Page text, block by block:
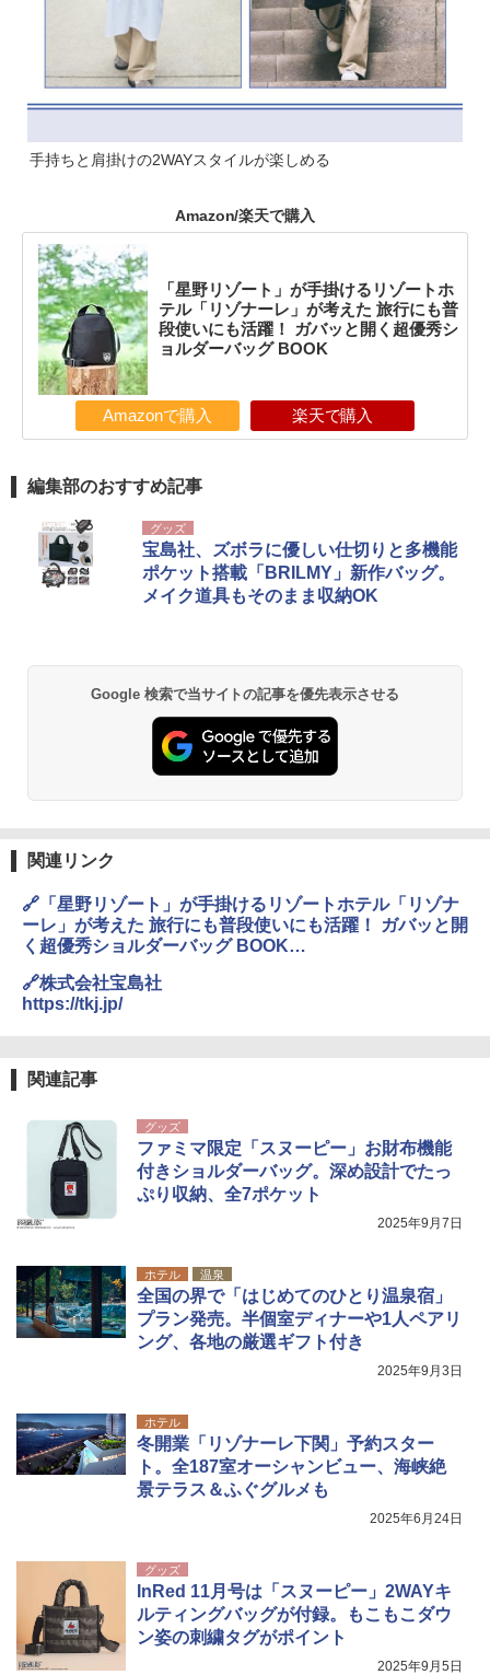
手持ちと肩掛けの2WAYスタイルが楽しめる
Amazon/楽天で購入
「星野リゾート」が手掛けるリゾートホ
テル「リゾナーレ」が考えた 旅行にも普
段使いにも活躍！ ガバッと開く超優秀シ
ョルダーバッグ BOOK
Amazonで購入 楽天で購入
編集部のおすすめ記事
グッズ
宝島社、ズボラに優しい仕切りと多機能
ポケット搭載「BRILMY」新作バッグ。
メイク道具もそのまま収納OK
Google 検索で当サイトの記事を優先表示させる
関連リンク
🔗「星野リゾート」が手掛けるリゾートホテル「リゾナ
ーレ」が考えた 旅行にも普段使いにも活躍！ ガバッと開
く超優秀ショルダーバッグ BOOK
🔗株式会社宝島社
https://tkj.jp/
関連記事
グッズ
ファミマ限定「スヌーピー」お財布機能
付きショルダーバッグ。深め設計でたっ
ぷり収納、全7ポケット
2025年9月7日
ホテル 温泉
全国の界で「はじめてのひとり温泉宿」
プラン発売。半個室ディナーや1人ペアリ
ング、各地の厳選ギフト付き
2025年9月3日
ホテル
冬開業「リゾナーレ下関」予約スター
ト。全187室オーシャンビュー、海峡絶
景テラス＆ふぐグルメも
2025年6月24日
グッズ
InRed 11月号は「スヌーピー」2WAYキ
ルティングバッグが付録。もこもこダウ
ン姿の刺繍タグがポイント
2025年9月5日